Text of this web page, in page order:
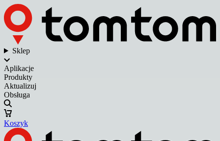
Sklep
Aplikacje
Produkty
Aktualizuj
Obsługa
Koszyk